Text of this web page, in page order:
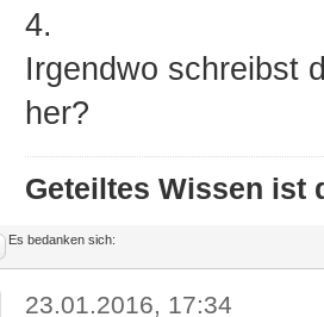
4.
Irgendwo schreibst
her?
Geteiltes Wissen ist
Es bedanken sich:
23.01.2016, 17:34